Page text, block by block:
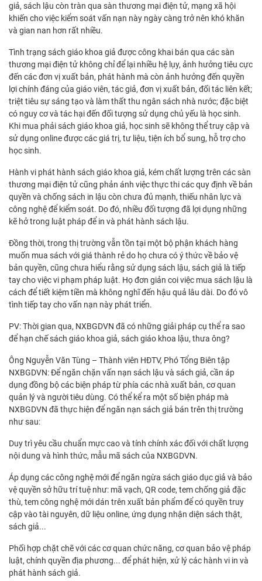
giả, sách lậu còn tràn qua sàn thương mại điện tử, mạng xã hội
khiến cho việc kiểm soát vấn nạn này ngày càng trở nên khó khăn
và gian nan hơn rất nhiều.
Tình trạng sách giáo khoa giả được công khai bán qua các sàn
thương mại điện tử không chỉ để lại nhiều hệ lụy, ảnh hưởng tiêu cực
đến các đơn vị xuất bản, phát hành mà còn ảnh hưởng đến quyền
lợi chính đáng của giáo viên, tác giả, đơn vị xuất bản, đối tác liên kết;
triệt tiêu sự sáng tạo và làm thất thu ngân sách nhà nước; đặc biệt
có nguy cơ và tác hại đến đối tượng sử dụng chủ yếu là học sinh.
Khi mua phải sách giáo khoa giả, học sinh sẽ không thể truy cập và
sử dụng online được các giá trị, tư liệu, tiện ích bổ sung, hỗ trợ cho
học sinh.
Hành vi phát hành sách giáo khoa giả, kém chất lượng trên các sàn
thương mại điện tử cũng phản ánh việc thực thi các quy định về bản
quyền và chống sách in lậu còn chưa đủ mạnh, thiếu nhân lực và
công nghệ để kiểm soát. Do đó, nhiều đối tượng đã lợi dụng những
kẽ hở trong luật pháp để in và phát hành sách lậu.
Đồng thời, trong thị trường vẫn tồn tại một bộ phận khách hàng
muốn mua sách với giá thành rẻ do họ chưa có ý thức về bảo vệ
bản quyền, cũng chưa hiểu rằng sử dụng sách lậu, sách giả là tiếp
tay cho việc vi phạm pháp luật. Họ đơn giản coi việc mua sách lậu là
cách để tiết kiệm tiền mà không nghĩ đến hậu quả lâu dài. Do đó vô
tình tiếp tay cho vấn nạn này phát triển.
PV: Thời gian qua, NXBGDVN đã có những giải pháp cụ thể ra sao
để hạn chế sách giáo khoa giả, sách giáo khoa lậu, thưa ông?
Ông Nguyễn Văn Tùng – Thành viên HĐTV, Phó Tổng Biên tập
NXBGDVN: Để ngăn chặn vấn nạn sách lậu và sách giả, cần áp
dụng đồng bộ các biện pháp từ phía các nhà xuất bản, cơ quan
quản lý và người tiêu dùng. Có thể kể ra một số biện pháp mà
NXBGDVN đã thực hiện để ngăn nạn sách giả bán trên thị trường
như sau:
Duy trì yêu cầu chuẩn mực cao và tính chính xác đối với chất lượng
nội dung và hình thức, mẫu mã sách của NXBGDVN.
Áp dụng các công nghệ mới để ngăn ngừa sách giáo dục giả và bảo
vệ quyền sở hữu trí tuệ như: mã vạch, QR code, tem chống giả đặc
thù, tem công nghệ mới dán trên xuất bản phẩm để có quyền truy
cập vào tài nguyên, dữ liệu online, ứng dụng nhận diện sách thật,
sách giả...
Phối hợp chặt chẽ với các cơ quan chức năng, cơ quan bảo vệ pháp
luật, chính quyền địa phương... để phát hiện, xử lý các hành vi in và
phát hành sách giả.